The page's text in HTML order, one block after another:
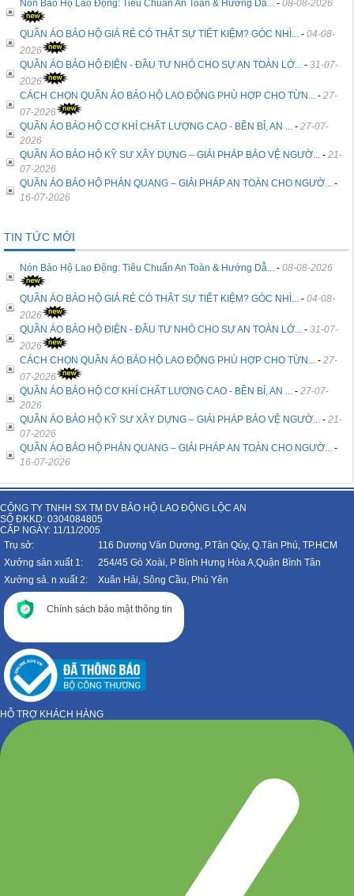
Nón Bảo Hộ Lao Động: Tiêu Chuẩn An Toàn & Hướng Dẫ... - 08-08-2026
QUẦN ÁO BẢO HỘ GIÁ RẺ CÓ THẬT SỰ TIẾT KIỆM? GÓC NHÌ... - 04-08-
2026
QUẦN ÁO BẢO HỘ ĐIỆN - ĐẦU TƯ NHỎ CHO SỰ AN TOÀN LỚ... - 31-07-
2026
CÁCH CHỌN QUẦN ÁO BẢO HỘ LAO ĐỘNG PHÙ HỢP CHO TỪN... - 27-
07-2026
QUẦN ÁO BẢO HỘ CƠ KHÍ CHẤT LƯỢNG CAO - BỀN BỈ, AN ... - 27-07-
2026
QUẦN ÁO BẢO HỘ KỸ SƯ XÂY DỰNG – GIẢI PHÁP BẢO VỆ NGƯỜ... - 21-
07-2026
QUẦN ÁO BẢO HỘ PHẢN QUANG – GIẢI PHÁP AN TOÀN CHO NGƯỜ... -
16-07-2026
TIN TỨC MỚI
Nón Bảo Hộ Lao Động: Tiêu Chuẩn An Toàn & Hướng Dẫ... - 08-08-2026
QUẦN ÁO BẢO HỘ GIÁ RẺ CÓ THẬT SỰ TIẾT KIỆM? GÓC NHÌ... - 04-08-
2026
QUẦN ÁO BẢO HỘ ĐIỆN - ĐẦU TƯ NHỎ CHO SỰ AN TOÀN LỚ... - 31-07-
2026
CÁCH CHỌN QUẦN ÁO BẢO HỘ LAO ĐỘNG PHÙ HỢP CHO TỪN... - 27-
07-2026
QUẦN ÁO BẢO HỘ CƠ KHÍ CHẤT LƯỢNG CAO - BỀN BỈ, AN ... - 27-07-
2026
QUẦN ÁO BẢO HỘ KỸ SƯ XÂY DỰNG – GIẢI PHÁP BẢO VỆ NGƯỜ... - 21-
07-2026
QUẦN ÁO BẢO HỘ PHẢN QUANG – GIẢI PHÁP AN TOÀN CHO NGƯỜ... -
16-07-2026
CÔNG TY TNHH SX TM DV BẢO HỘ LAO ĐỘNG LỘC AN
SỐ ĐKKD: 0304084805
CẤP NGÀY: 11/11/2005
Trụ sở:
116 Dương Văn Dương, P.Tân Qúy, Q.Tân Phú, TP.HCM
Xưởng sản xuất 1:
254/45 Gò Xoài, P Bình Hưng Hòa A,Quận Bình Tân
Xưởng sả. n xuất 2:
Xuân Hải, Sông Cầu, Phú Yên
Chính sách bảo mật thông tin
HỖ TRỢ KHÁCH HÀNG